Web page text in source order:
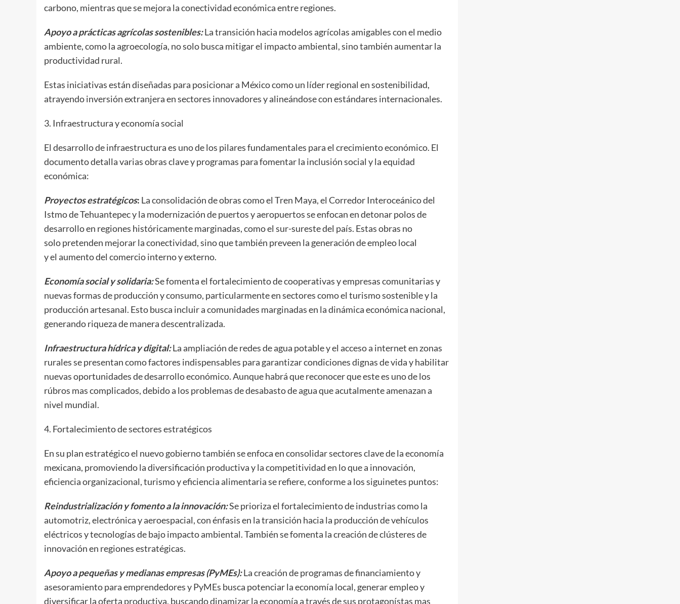
carbono, mientras que se mejora la conectividad económica entre regiones.
Apoyo a prácticas agrícolas sostenibles:La transición hacia modelos agrícolas amigables con el medio
ambiente, como la agroecología, no solo busca mitigar el impacto ambiental, sino también aumentar la
productividad rural.
Estas iniciativas están diseñadas para posicionar a México como un líder regional en sostenibilidad,
atrayendo inversión extranjera en sectores innovadores y alineándose con estándares internacionales.
3. Infraestructura y economía social
El desarrollo de infraestructura es uno de los pilares fundamentales para el crecimiento económico. El
documento detalla varias obras clave y programas para fomentar la inclusión social y la equidad
económica:
Proyectos estratégicos: La consolidación de obras como el Tren Maya, el Corredor Interoceánico del
Istmo de Tehuantepec y la modernización de puertos y aeropuertos se enfocan en detonar polos de
desarrollo en regiones históricamente marginadas, como el sur-sureste del país. Estas obras no
solo pretenden mejorar la conectividad, sino que también preveen la generación de empleo local
y el aumento del comercio interno y externo.
Economía social y solidaria:Se fomenta el fortalecimiento de cooperativas y empresas comunitarias y
nuevas formas de producción y consumo, particularmente en sectores como el turismo sostenible y la
producción artesanal. Esto busca incluir a comunidades marginadas en la dinámica económica nacional,
generando riqueza de manera descentralizada.
Infraestructura hídrica y digital:La ampliación de redes de agua potable y el acceso a internet en zonas
rurales se presentan como factores indispensables para garantizar condiciones dignas de vida y habilitar
nuevas oportunidades de desarrollo económico. Aunque habrá que reconocer que este es uno de los
rúbros mas complicados, debido a los problemas de desabasto de agua que acutalmente amenazan a
nivel mundial.
4. Fortalecimiento de sectores estratégicos
En su plan estratégico el nuevo gobierno también se enfoca en consolidar sectores clave de la economía
mexicana, promoviendo la diversificación productiva y la competitividad en lo que a innovación,
eficiencia organizacional, turismo y eficiencia alimentaria se refiere, conforme a los siguinetes puntos:
Reindustrialización y fomento a la innovación:Se prioriza el fortalecimiento de industrias como la
automotriz, electrónica y aeroespacial, con énfasis en la transición hacia la producción de vehículos
eléctricos y tecnologías de bajo impacto ambiental. También se fomenta la creación de clústeres de
innovación en regiones estratégicas.
Apoyo a pequeñas y medianas empresas (PyMEs):La creación de programas de financiamiento y
asesoramiento para emprendedores y PyMEs busca potenciar la economía local, generar empleo y
diversificar la oferta productiva, buscando dinamizar la economía a través de sus protagonístas mas